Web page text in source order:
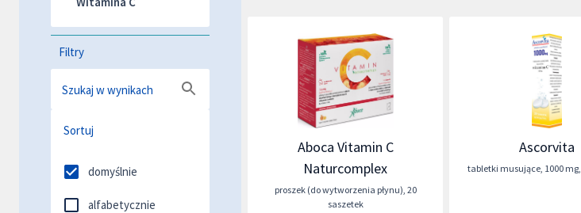
Filtry
Szukaj w wynikach
Sortuj
domyślnie
alfabetycznie
Aboca Vitamin C
Naturcomplex
proszek (do wytworzenia płynu), 20
saszetek
Ascorvita
tabletki musujące, 1000 mg,